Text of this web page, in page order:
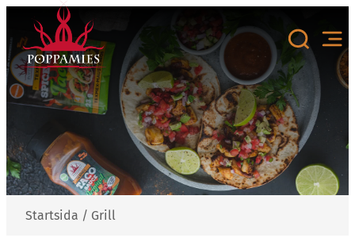
content
Startsida / Grill